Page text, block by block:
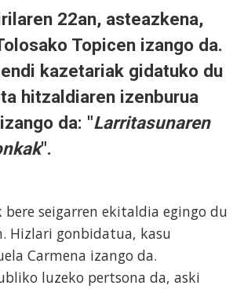
22an, asteazkena,
Topicen izango da.
kazetariak gidatuko du
hitzaldiaren izenburua
da: "Larritasunaren
".
bere seigarren ekitaldia egingo du
Hizlari gonbidatua, kasu
Carmena izango da.
luzeko pertsona da, aski